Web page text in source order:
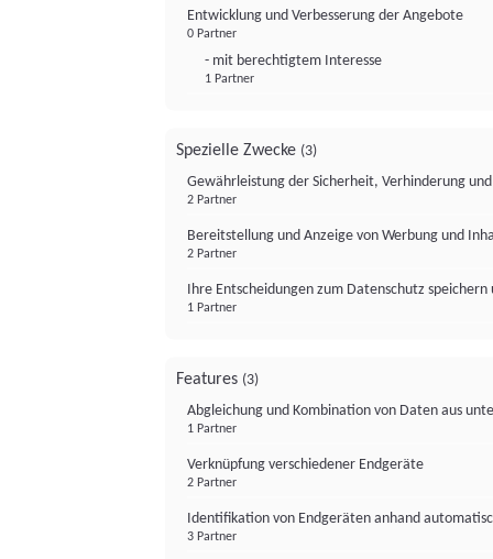
Entwicklung und Verbesserung der Angebote
0 Partner
- mit berechtigtem Interesse
1 Partner
Spezielle Zwecke (3)
Gewährleistung der Sicherheit, Verhinderung
2 Partner
Bereitstellung und Anzeige von Werbung und
2 Partner
Ihre Entscheidungen zum Datenschutz
1 Partner
Features (3)
Abgleichung und Kombination von Daten aus
1 Partner
Verknüpfung verschiedener Endgeräte
2 Partner
Identifikation von Endgeräten anhand
3 Partner